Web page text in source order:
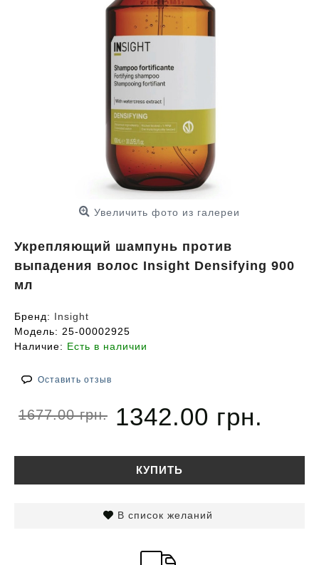
Увеличить фото из галереи
Укрепляющий шампунь против
выпадения волос Insight Densifying 900
мл
Бренд: Insight
Модель: 25-00002925
Наличие: Есть в наличии
Оставить отзыв
1677.00 грн. 1342.00 грн.
КУПИТЬ
В список желаний